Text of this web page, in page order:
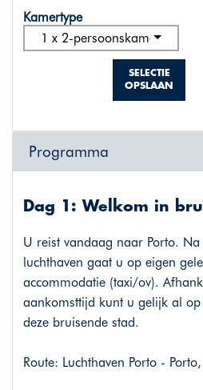
Kamertype
1 x 2-persoonskamer
SELECTIE
OPSLAAN
Programma
Dag 1: Welkom in
U reist vandaag naar Porto.
luchthaven gaat u op eigen
accommodatie (taxi/ov).
aankomsttijd kunt u gelijk al
deze bruisende stad.
Route: Luchthaven Porto -